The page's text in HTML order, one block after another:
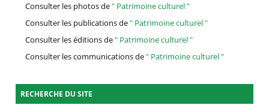
Consulter les photos de" Patrimoine culturel "
Consulter les publications de" Patrimoine culturel "
Consulter les éditions de" Patrimoine culturel "
Consulter les communications de" Patrimoine culturel "
RECHERCHE DU SITE